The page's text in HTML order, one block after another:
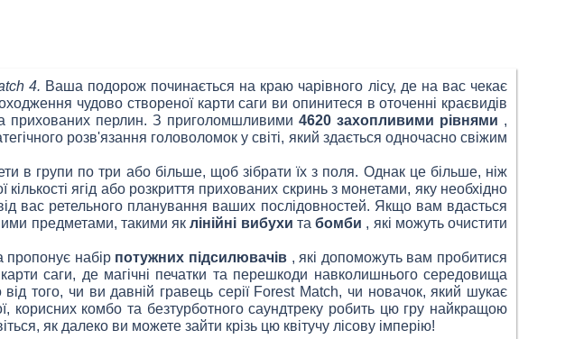
4. Ваша подорож починається на краю чарівного лісу, де на вас чекає
чудово створеної карти саги ви опинитеся в оточенні краєвидів
прихованих перлин. З приголомшливими 4620 захопливими рівнями ,
розв'язання головоломок у світі, який здається одночасно свіжим
в групи по три або більше, щоб зібрати їх з поля. Однак це більше, ніж
ягід або розкриття прихованих скринь з монетами, яку необхідно
вас ретельного планування ваших послідовностей. Якщо вам вдасться
предметами, такими яклінійні вибухи та бомби , які можуть очистити
пропонує набір потужних підсилювачів, які допоможуть вам пробитися
карти саги, де магічні печатки та перешкоди навколишнього середовища
того, чи ви давній гравець серії Forest Match, чи новачок, який шукає
корисних комбо та безтурботного саундтреку робить цю гру найкращою
як далеко ви можете зайти крізь цю квітучу лісову імперію!